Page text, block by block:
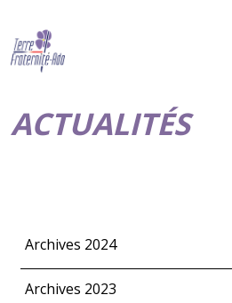
ACTUALITÉS
Archives 2024
Archives 2023